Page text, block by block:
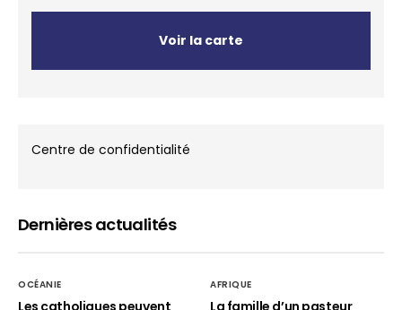
Voir la carte
Centre de confidentialité
Dernières actualités
OCÉANIE
Les catholiques peuvent
AFRIQUE
La famille d’un pasteur